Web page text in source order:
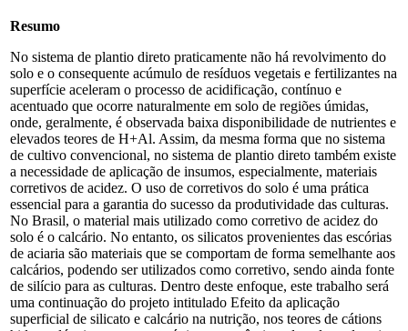
Resumo
No sistema de plantio direto praticamente não há revolvimento do
solo e o consequente acúmulo de resíduos vegetais e fertilizantes na
superfície aceleram o processo de acidificação, contínuo e
acentuado que ocorre naturalmente em solo de regiões úmidas,
onde, geralmente, é observada baixa disponibilidade de nutrientes e
elevados teores de H+Al. Assim, da mesma forma que no sistema
de cultivo convencional, no sistema de plantio direto também existe
a necessidade de aplicação de insumos, especialmente, materiais
corretivos de acidez. O uso de corretivos do solo é uma prática
essencial para a garantia do sucesso da produtividade das culturas.
No Brasil, o material mais utilizado como corretivo de acidez do
solo é o calcário. No entanto, os silicatos provenientes das escórias
de aciaria são materiais que se comportam de forma semelhante aos
calcários, podendo ser utilizados como corretivo, sendo ainda fonte
de silício para as culturas. Dentro deste enfoque, este trabalho será
uma continuação do projeto intitulado Efeito da aplicação
superficial de silicato e calcário na nutrição, nos teores de cátions